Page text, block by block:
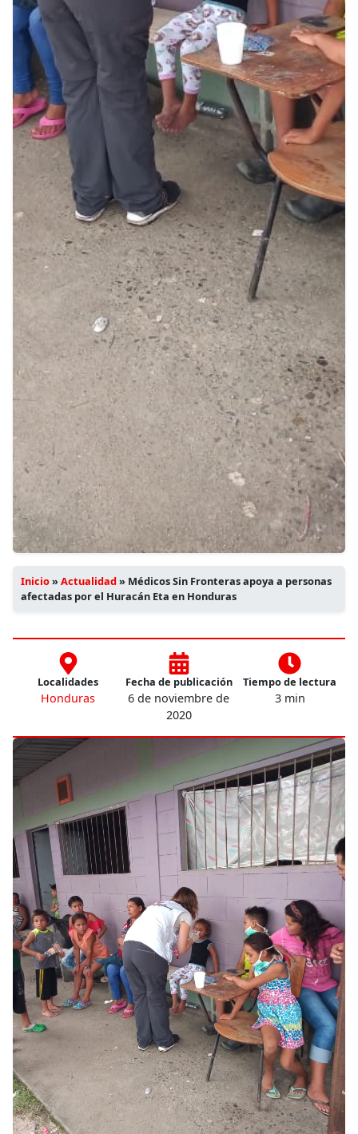
Inicio»Actualidad» Médicos Sin Fronteras apoya a personas
afectadas por el Huracán Eta en Honduras
Localidades
Honduras
Fecha de publicación
6 de noviembre de
2020
Tiempo de lectura
3 min